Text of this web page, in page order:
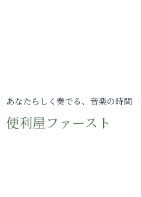
あなたらしく奏でる、音楽の時間
便利屋ファースト